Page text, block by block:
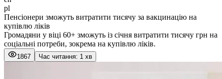
pl
Пенсіонери зможуть витратити тисячу за вакцинацію на
купівлю ліків
Громадяни у віці 60+ зможуть із січня витратити тисячу грн на
соціальні потреби, зокрема на купівлю ліків.
1867 Час читання: 1 хв